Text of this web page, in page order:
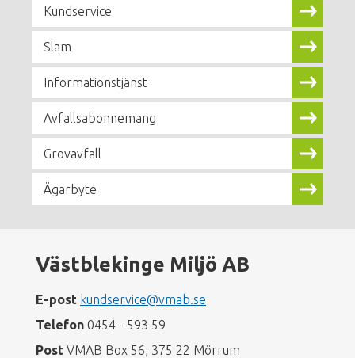
Kundservice
Slam
Informationstjänst
Avfallsabonnemang
Grovavfall
Ägarbyte
Västblekinge Miljö AB
E-post kundservice@vmab.se
Telefon 0454 - 593 59
Post VMAB Box 56, 375 22 Mörrum